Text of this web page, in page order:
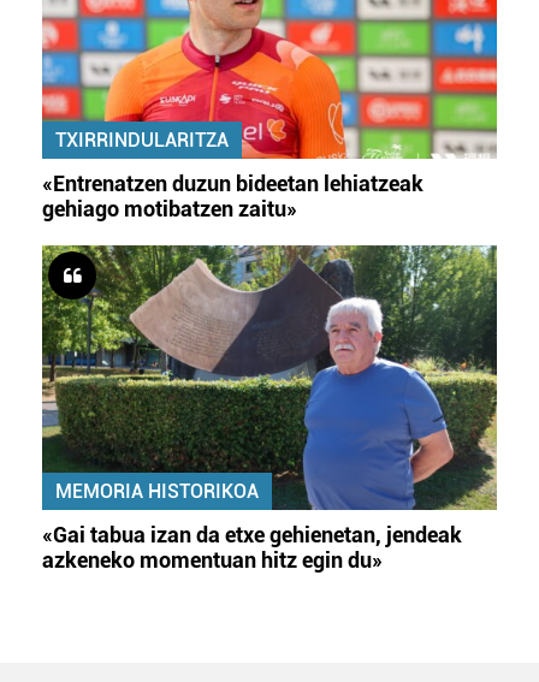
TXIRRINDULARITZA
«Entrenatzen duzun bideetan lehiatzeak
gehiago motibatzen zaitu»
MEMORIA HISTORIKOA
«Gai tabua izan da etxe gehienetan, jendeak
azkeneko momentuan hitz egin du»